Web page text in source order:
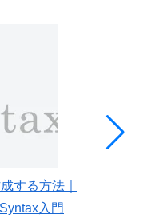
する方法｜
入門